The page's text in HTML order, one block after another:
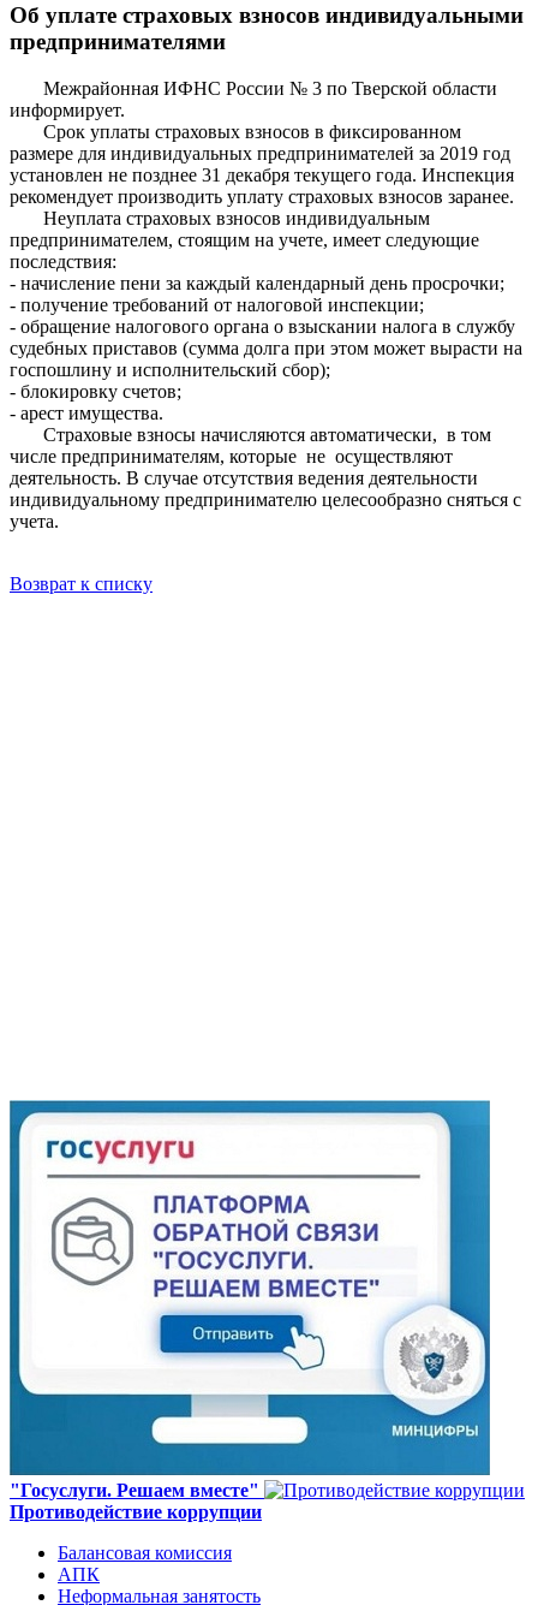
Об уплате страховых взносов индивидуальными
предпринимателями
Межрайонная ИФНС России № 3 по Тверской области
информирует.
Срок уплаты страховых взносов в фиксированном
размере для индивидуальных предпринимателей за 2019 год
установлен не позднее 31 декабря текущего года. Инспекция
рекомендует производить уплату страховых взносов заранее.
Неуплата страховых взносов индивидуальным
предпринимателем, стоящим на учете, имеет следующие
последствия:
- начисление пени за каждый календарный день просрочки;
- получение требований от налоговой инспекции;
- обращение налогового органа о взыскании налога в службу
судебных приставов (сумма долга при этом может вырасти на
госпошлину и исполнительский сбор);
- блокировку счетов;
- арест имущества.
Страховые взносы начисляются автоматически, в том
числе предпринимателям, которые не осуществляют
деятельность. В случае отсутствия ведения деятельности
индивидуальному предпринимателю целесообразно сняться с
учета.
Возврат к списку
"Госуслуги. Решаем вместе"
Противодействие коррупции
Балансовая комиссия
АПК
Неформальная занятость